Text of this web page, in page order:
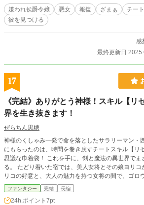
嫌われ侯爵令嬢 悪女 報復 ざまぁ チー
彼を見つける
感
最終更新日
17
《完結》ありがとう神様！スキル【リ
界を生き抜きます！
ぜらちん黒糖
神様のくしゃみ一発で命を落としたサラリーマン・西田
にもらったのは、時間を巻き戻すチートスキル【リ
思議な巾着袋！ これを手に、剣と魔法の異世界で
る。 たどり着いた宿では、美人女将とその娘ヨリコがゴロウを歓迎。 素直なヨ
リコの好意と、大人の魅力を持つ女将の間で、ゴ
そんな五郎を中心に、センフーとカオリン、強面純
エ拳闘士キュウといった、一癖も二癖もある仲間た
き光」を結成することに。 オーガ、吸血鬼、エルフ族とダークエルフ族の戦
ファンタジー 完結 長編
24h.ポイント 7pt